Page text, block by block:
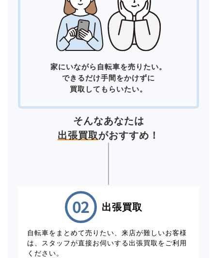
家にいながら自転車を売りたい。
できるだけ手間をかけずに
買取してもらいたい。
そんなあなたは
出張買取がおすすめ！
出張買取
自転車をまとめて売りたい、来店が難しいお客様
は、スタッフが直接お伺いする出張買取をご利用
ください。